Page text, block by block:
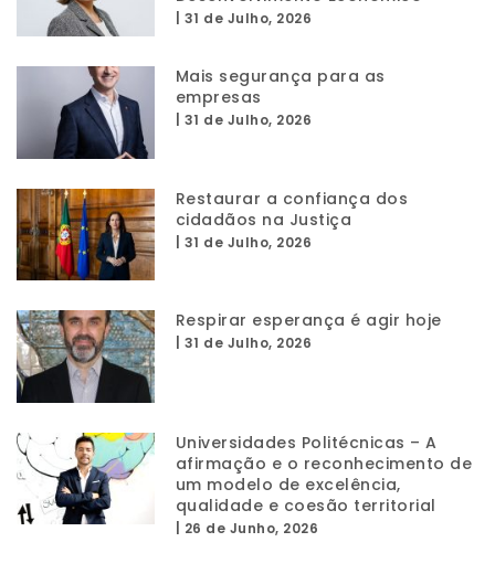
31 de Julho, 2026
Mais segurança para as
empresas
31 de Julho, 2026
Restaurar a confiança dos
cidadãos na Justiça
31 de Julho, 2026
Respirar esperança é agir hoje
31 de Julho, 2026
Universidades Politécnicas – A
afirmação e o reconhecimento de
um modelo de excelência,
qualidade e coesão territorial
26 de Junho, 2026